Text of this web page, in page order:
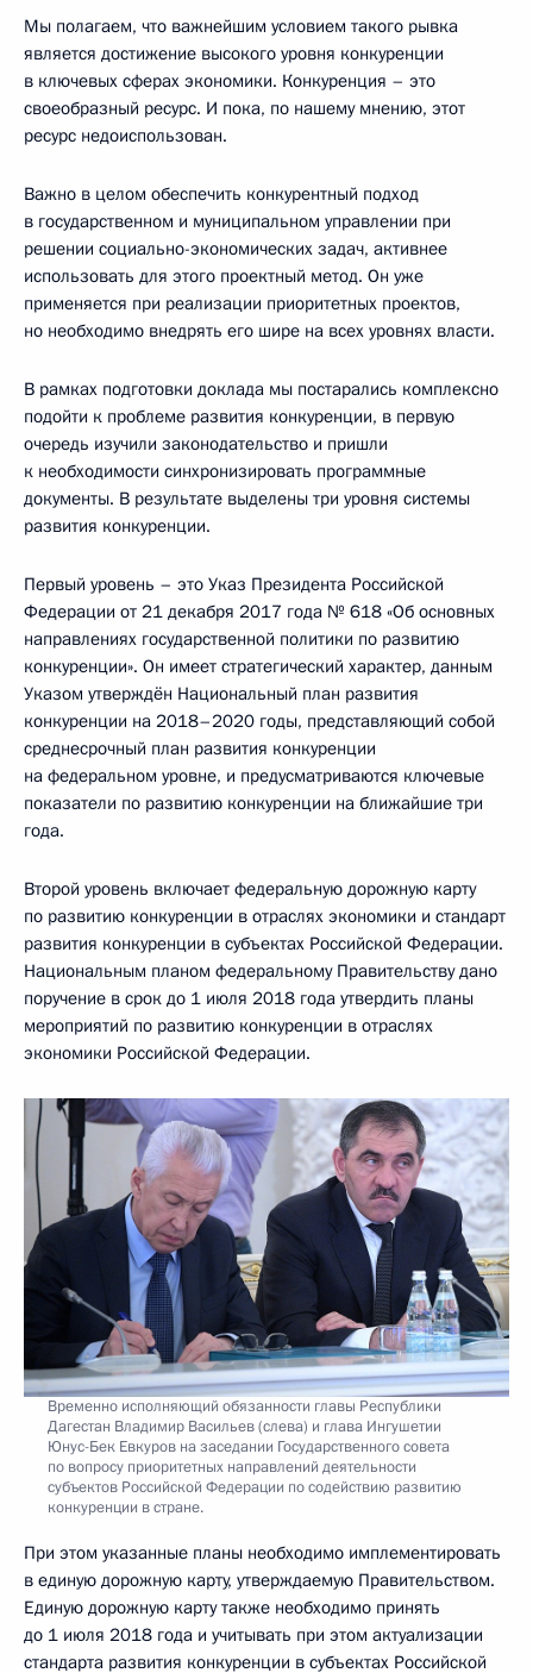
Мы полагаем, что важнейшим условием такого рывка
является достижение высокого уровня конкуренции
в ключевых сферах экономики. Конкуренция – это
своеобразный ресурс. И пока, по нашему мнению, этот
ресурс недоиспользован.
Важно в целом обеспечить конкурентный подход
в государственном и муниципальном управлении при
решении социально-экономических задач, активнее
использовать для этого проектный метод. Он уже
применяется при реализации приоритетных проектов,
но необходимо внедрять его шире на всех уровнях власти.
В рамках подготовки доклада мы постарались комплексно
подойти к проблеме развития конкуренции, в первую
очередь изучили законодательство и пришли
к необходимости синхронизировать программные
документы. В результате выделены три уровня системы
развития конкуренции.
Первый уровень – это Указ Президента Российской
Федерации от 21 декабря 2017 года № 618 «Об основных
направлениях государственной политики по развитию
конкуренции». Он имеет стратегический характер, данным
Указом утверждён Национальный план развития
конкуренции на 2018–2020 годы, представляющий собой
среднесрочный план развития конкуренции
на федеральном уровне, и предусматриваются ключевые
показатели по развитию конкуренции на ближайшие три
года.
Второй уровень включает федеральную дорожную карту
по развитию конкуренции в отраслях экономики и стандарт
развития конкуренции в субъектах Российской Федерации.
Национальным планом федеральному Правительству дано
поручение в срок до 1 июля 2018 года утвердить планы
мероприятий по развитию конкуренции в отраслях
экономики Российской Федерации.
Временно исполняющий обязанности главы Республики
Дагестан Владимир Васильев (слева) и глава Ингушетии
Юнус-Бек Евкуров на заседании Государственного совета
по вопросу приоритетных направлений деятельности
субъектов Российской Федерации по содействию развитию
конкуренции в стране.
При этом указанные планы необходимо имплементировать
в единую дорожную карту, утверждаемую Правительством.
Единую дорожную карту также необходимо принять
до 1 июля 2018 года и учитывать при этом актуализации
стандарта развития конкуренции в субъектах Российской